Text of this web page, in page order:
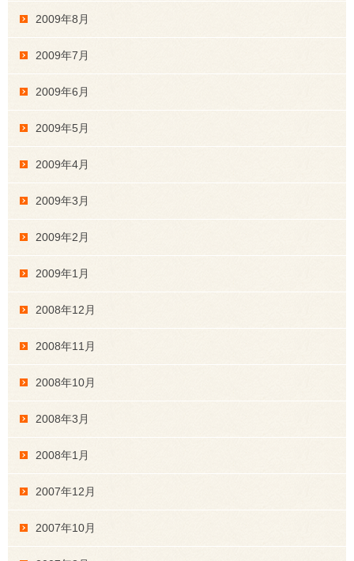
2009年8月
2009年7月
2009年6月
2009年5月
2009年4月
2009年3月
2009年2月
2009年1月
2008年12月
2008年11月
2008年10月
2008年3月
2008年1月
2007年12月
2007年10月